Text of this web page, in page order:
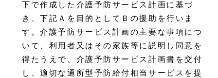
下で作成した介護予防サービス計画に基づ
き、下記Ａを目的としてＢの援助を行いま
す。介護予防サービス計画の主要な事項につ
いて、利用者又はその家族等に説明し同意を
得たうえで、介護予防サービス計画書を交付
し、適切な通所型予防給付相当サービスを提